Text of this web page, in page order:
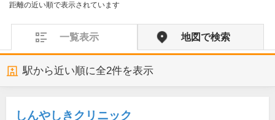
距離の近い順で表示されています
一覧表示 地図で検索
駅から近い順に全2件を表示
しんやしきクリニック